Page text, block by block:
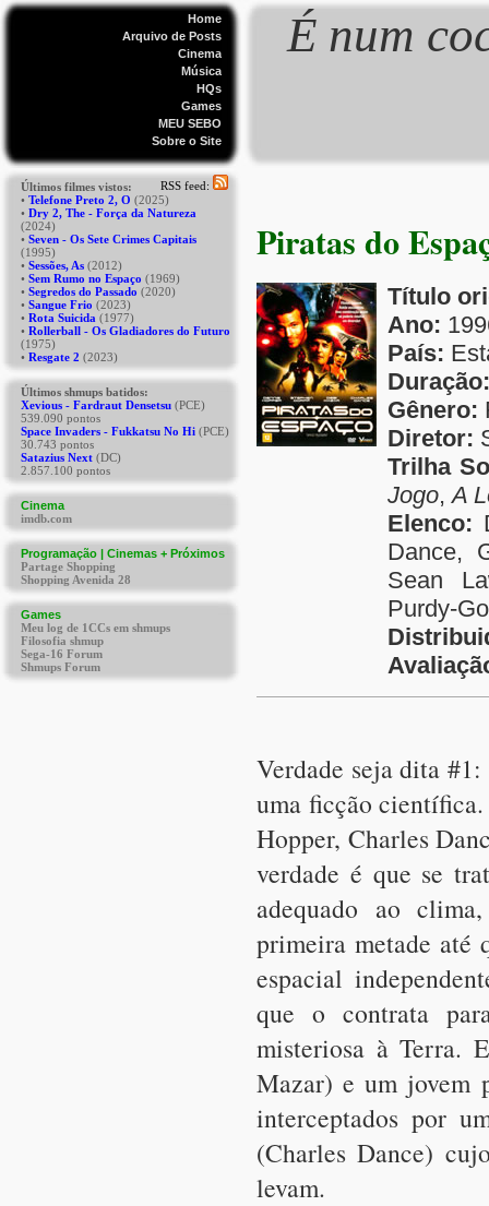
Piratas do
Título
Ano:
País:
Duração:
Gênero:
Diretor:
Trilha
Jogo,A
Elenco:
Dance,
Sean
Purdy-
Verdade seja dita
uma ficção
Hopper, Charles
verdade é que se
adequado ao
primeira metade até
espacial
que o contrata
misteriosa à Terra.
Mazar) e um jovem
interceptados por
(Charles Dance)
levam.
É num
Home
Arquivo de Posts
Cinema
Música
HQs
Games
MEU SEBO
Sobre o Site